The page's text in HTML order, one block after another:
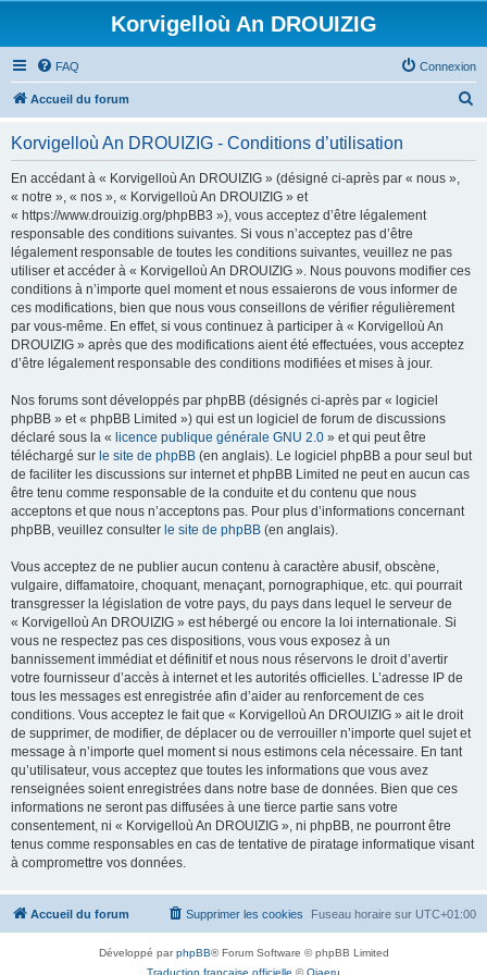
Korvigelloù An DROUIZIG
FAQ Connexion
Accueil du forum
Korvigelloù An DROUIZIG - Conditions d’utilisation
En accédant à « Korvigelloù An DROUIZIG » (désigné ci-après par « nous »,
« notre », « nos », « Korvigelloù An DROUIZIG » et
« https://www.drouizig.org/phpBB3 »), vous acceptez d’être légalement
responsable des conditions suivantes. Si vous n’acceptez pas d’être
légalement responsable de toutes les conditions suivantes, veuillez ne pas
utiliser et accéder à « Korvigelloù An DROUIZIG ». Nous pouvons modifier ces
conditions à n’importe quel moment et nous essaierons de vous informer de
ces modifications, bien que nous vous conseillons de vérifier régulièrement
par vous-même. En effet, si vous continuez à participer à « Korvigelloù An
DROUIZIG » après que des modifications aient été effectuées, vous acceptez
d’être légalement responsable des conditions modifiées et mises à jour.
Nos forums sont développés par phpBB (désignés ci-après par « logiciel
phpBB » et « phpBB Limited ») qui est un logiciel de forum de discussions
déclaré sous la « licence publique générale GNU 2.0 » et qui peut être
téléchargé sur le site de phpBB (en anglais). Le logiciel phpBB a pour seul but
de faciliter les discussions sur internet et phpBB Limited ne peut en aucun cas
être tenu comme responsable de la conduite et du contenu que nous
acceptons et que nous n’acceptons pas. Pour plus d’informations concernant
phpBB, veuillez consulter le site de phpBB (en anglais).
Vous acceptez de ne publier aucun contenu à caractère abusif, obscène,
vulgaire, diffamatoire, choquant, menaçant, pornographique, etc. qui pourrait
transgresser la législation de votre pays, du pays dans lequel le serveur de
« Korvigelloù An DROUIZIG » est hébergé ou encore la loi internationale. Si
vous ne respectez pas ces dispositions, vous vous exposez à un
bannissement immédiat et définitif et nous nous réservons le droit d’avertir
votre fournisseur d’accès à internet et les autorités officielles. L’adresse IP de
tous les messages est enregistrée afin d’aider au renforcement de ces
conditions. Vous acceptez le fait que « Korvigelloù An DROUIZIG » ait le droit
de supprimer, de modifier, de déplacer ou de verrouiller n’importe quel sujet et
message à n’importe quel moment si nous estimons cela nécessaire. En tant
qu’utilisateur, vous acceptez que toutes les informations que vous avez
renseignées soient enregistrées dans notre base de données. Bien que ces
informations ne seront pas diffusées à une tierce partie sans votre
consentement, ni « Korvigelloù An DROUIZIG », ni phpBB, ne pourront être
tenus comme responsables en cas de tentative de piratage informatique visant
à compromettre vos données.
Accueil du forum Fuseau horaire sur UTC+01:00
Supprimer les cookies
Développé parphpBB® Forum Software © phpBB Limited
Traduction française officielle ©Qiaeru